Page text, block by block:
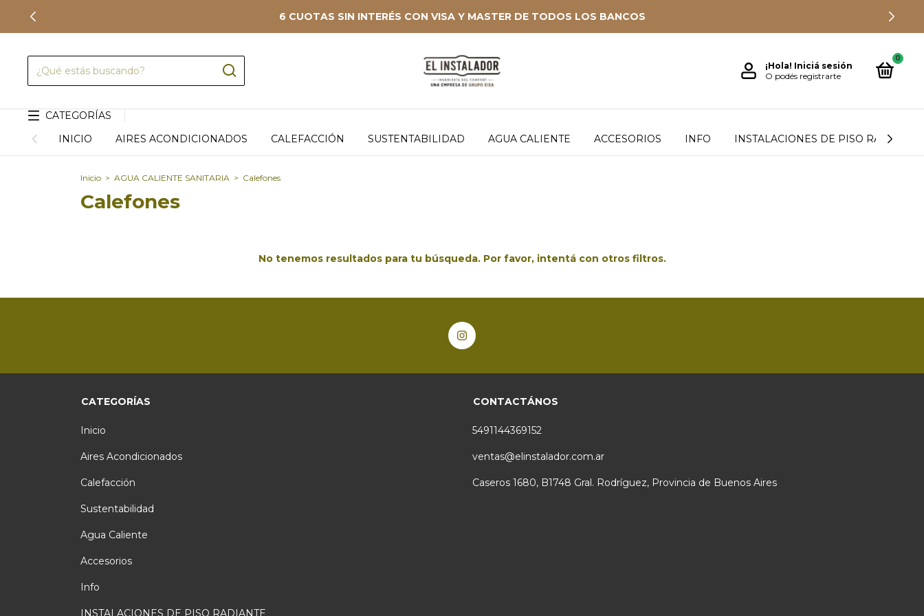
6 CUOTAS SIN INTERÉS CON VISA Y MASTER DE TODOS LOS BANCOS
¡Hola! Iniciá sesión
O podés registrarte
0
CATEGORÍAS
INICIO
AIRES ACONDICIONADOS CALEFACCIÓN SUSTENTABILIDAD AGUA CALIENTE ACCESORIOS INFO INSTALACIONES DE PISO RADIANTE
Inicio > AGUA CALIENTE SANITARIA > Calefones
Calefones
No tenemos resultados para tu búsqueda. Por favor, intentá con otros filtros.
CATEGORÍAS
Inicio
Aires Acondicionados
Calefacción
Sustentabilidad
Agua Caliente
Accesorios
Info
INSTALACIONES DE PISO RADIANTE
CONTACTÁNOS
5491144369152
ventas@elinstalador.com.ar
Caseros 1680, B1748 Gral. Rodríguez, Provincia de Buenos Aires